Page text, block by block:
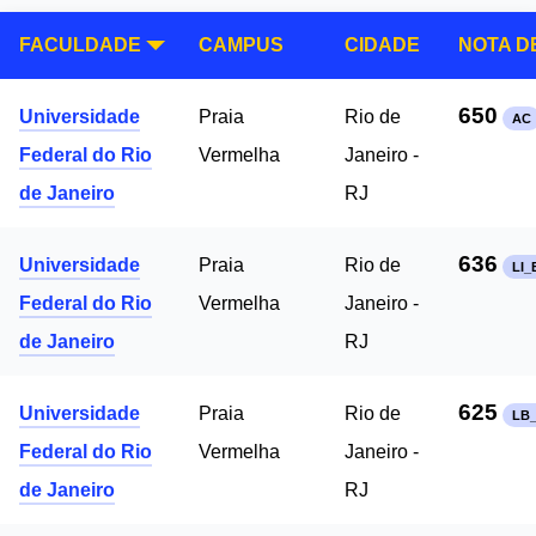
FACULDADE CAMPUS CIDADE NOTA
Universidade
Federal do Rio
de Janeiro
Praia
Vermelha
Rio de
Janeiro -
RJ
650 AC
Universidade
Federal do Rio
de Janeiro
Praia
Vermelha
Rio de
Janeiro -
RJ
636
Universidade
Federal do Rio
de Janeiro
Praia
Vermelha
Rio de
Janeiro -
RJ
625